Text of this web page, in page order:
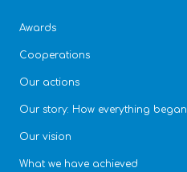
Awards
Cooperations
Our actions
Our story: How everything began
Our vision
What we have achieved